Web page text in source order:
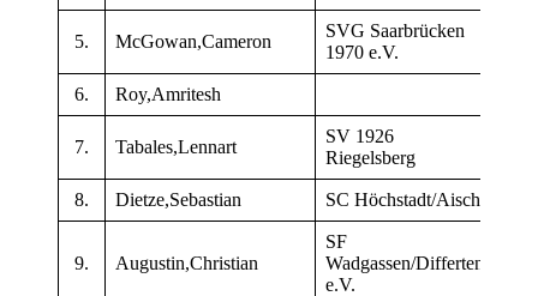
5. McGowan,Cameron
SVG Saarbrücken
1970 e.V.
6. Roy,Amritesh
7. Tabales,Lennart
SV 1926
Riegelsberg
8. Dietze,Sebastian SC Höchstadt/Aisch
9. Augustin,Christian
SF
Wadgassen/Differten
e.V.